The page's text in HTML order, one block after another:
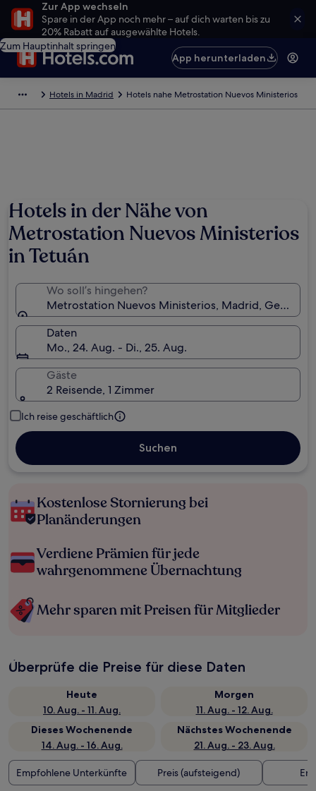
Zur App wechseln
Spare in der App noch mehr – auf dich warten bis zu
20% Rabatt auf ausgewählte Hotels.
Zum Hauptinhalt springen
App herunterladen
Hotels in Madrid Hotels nahe Metrostation Nuevos Ministerios
Hotels in der Nähe von
Metrostation Nuevos Ministerios
in Tetuán
Wo soll’s hingehen?
Metrostation Nuevos Ministerios, Madrid,
Daten
Mo., 24. Aug. - Di., 25. Aug.
Gäste
2 Reisende, 1 Zimmer
Ich reise geschäftlich
Suchen
Kostenlose Stornierung bei
Planänderungen
Verdiene Prämien für jede
wahrgenommene Übernachtung
Mehr sparen mit Preisen für Mitglieder
Überprüfe die Preise für diese Daten
Heute
10. Aug. - 11. Aug.
Morgen
11. Aug. - 12. Aug.
Dieses Wochenende
14. Aug. - 16. Aug.
Nächstes Wochenende
21. Aug. - 23. Aug.
Empfohlene Unterkünfte Preis (aufsteigend)